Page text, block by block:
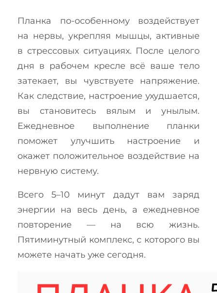
Планка по-особенному воздействует
на нервы, укрепляя мышцы, активные
в стрессовых ситуациях. После целого
дня в рабочем кресле всё ваше тело
затекает, вы чувствуете напряжение.
Как следствие, настроение ухудшается,
вы становитесь вялым и унылым.
Ежедневное выполнение планки
поможет улучшить настроение и
окажет положительное воздействие на
нервную систему.
Всего 5–10 минут дадут вам заряд
энергии на весь день, а ежедневное
повторение — на всю жизнь.
Пятиминутный комплекс, с которого вы
можете начать уже сегодня.